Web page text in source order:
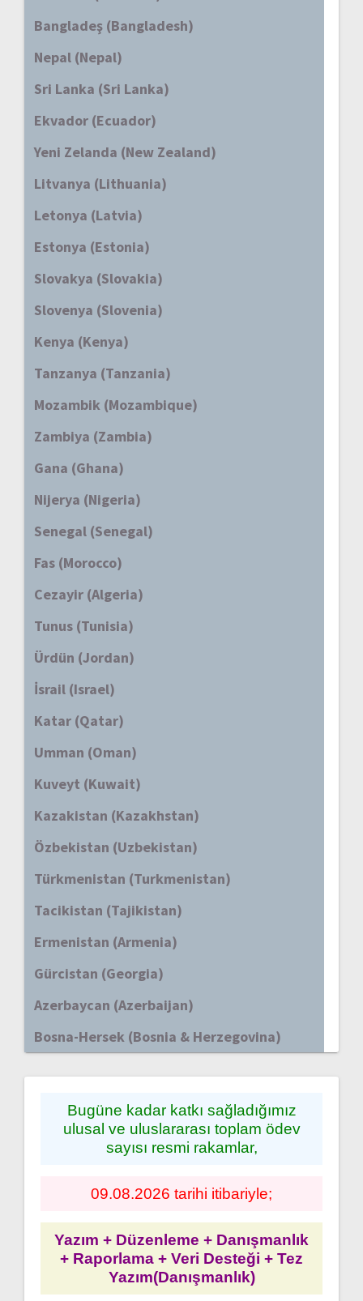
Bangladeş (Bangladesh)
Nepal (Nepal)
Sri Lanka (Sri Lanka)
Ekvador (Ecuador)
Yeni Zelanda (New Zealand)
Litvanya (Lithuania)
Letonya (Latvia)
Estonya (Estonia)
Slovakya (Slovakia)
Slovenya (Slovenia)
Kenya (Kenya)
Tanzanya (Tanzania)
Mozambik (Mozambique)
Zambiya (Zambia)
Gana (Ghana)
Nijerya (Nigeria)
Senegal (Senegal)
Fas (Morocco)
Cezayir (Algeria)
Tunus (Tunisia)
Ürdün (Jordan)
İsrail (Israel)
Katar (Qatar)
Umman (Oman)
Kuveyt (Kuwait)
Kazakistan (Kazakhstan)
Özbekistan (Uzbekistan)
Türkmenistan (Turkmenistan)
Tacikistan (Tajikistan)
Ermenistan (Armenia)
Gürcistan (Georgia)
Azerbaycan (Azerbaijan)
Bosna-Hersek (Bosnia & Herzegovina)
Bugüne kadar katkı sağladığımız
ulusal ve uluslararası toplam ödev
sayısı resmi rakamlar,
09.08.2026 tarihi itibariyle;
Yazım + Düzenleme + Danışmanlık
+ Raporlama + Veri Desteği + Tez
Yazım(Danışmanlık)